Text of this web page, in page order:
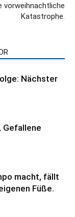
vorweihnachtliche
Katastrophe.
Nächster
Gefallene
macht, fällt
Füße.